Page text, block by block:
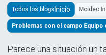
Todos los blogs Moldeo
Problemas con el campo
Parece una situación un